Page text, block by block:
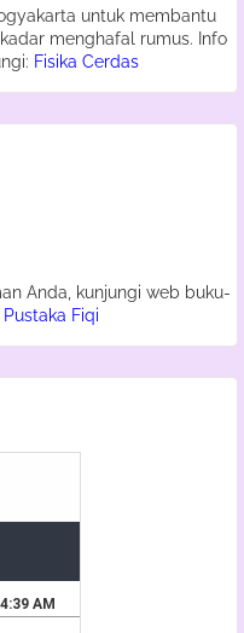
untuk membantu
menghafal rumus. Info
Fisika Cerdas
Anda, kunjungi web buku-
Pustaka Fiqi